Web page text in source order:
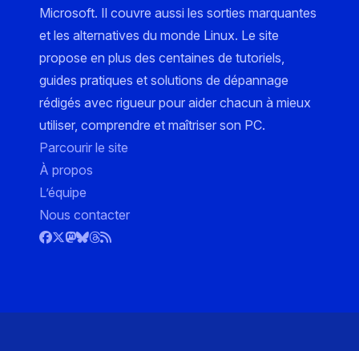
Microsoft. Il couvre aussi les sorties marquantes
et les alternatives du monde Linux. Le site
propose en plus des centaines de tutoriels,
guides pratiques et solutions de dépannage
rédigés avec rigueur pour aider chacun à mieux
utiliser, comprendre et maîtriser son PC.
Parcourir le site
À propos
L’équipe
Nous contacter